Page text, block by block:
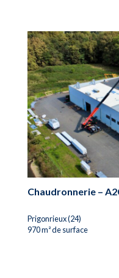
Chaudronnerie –
Prigonrieux (24)
970 m² de surface